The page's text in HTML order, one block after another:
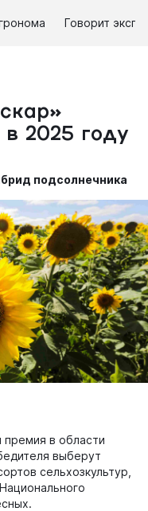
Говорит
2025 году
подсолнечника
премия в области
выберут
сельхозкультур,